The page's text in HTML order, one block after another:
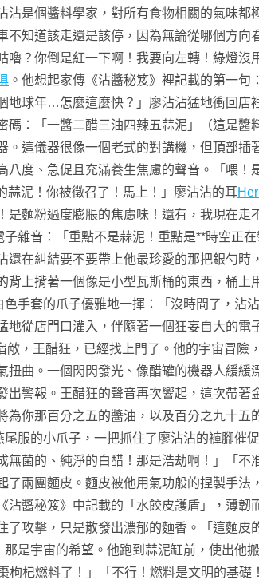
是個醬料學家，對所有食物相關的氣味都
知道該走還是該停，因為無論從哪個方向
？你倒是紅一下啊！我要向左轉！綠燈沒
。他想起家傳《沾醬秘笈》裡記載的第一句
球年…怎麼這麼快？」廖沾沾猛地衝回店
：「一醬二醋三油四辣五蒜泥」（這是醬
這儀器很像一個老式的對講機，但頂部插
度、急促且充滿養生焦慮的聲音。「喂！
蒜泥！你被徵召了！馬上！」廖沾沾的耳
麵粉過度膨脹的焦慮味！還有，我現在走
雜音：「重點不是蒜泥！重點是**時空正
在糾結要不要帶上他最珍愛的那把銀勺時
上揹著一個像是小型瓦斯桶的東西，桶上
手套的爪子優雅地一揮：「沒時間了，沾
從店門口灌入，伴隨著一個狂妄自大的電
，王醋狂，已經找上門了。他的宇宙冒險
曲。一個閃閃發光、像醋罐的機器人緩緩
警報。王醋狂的聲音再次響起，這次帶著
你那百分之五的醬油，以及百分之九十五
服的小爪子，一把抓住了廖沾沾的褲腳催
菌的、純淨的白醋！那是浩劫啊！」「不
兩團麵皮。麵皮被他用氣功般的捏製手法
醬秘笈》中記載的「水餃皮護盾」，薄韌
攻擊，只是散發出濃郁的麵香。「這麵皮
是宇宙的希望。他跑到蒜泥缸前，使出他
枸杞燃料了！」「不行！燃料是文明的基礎